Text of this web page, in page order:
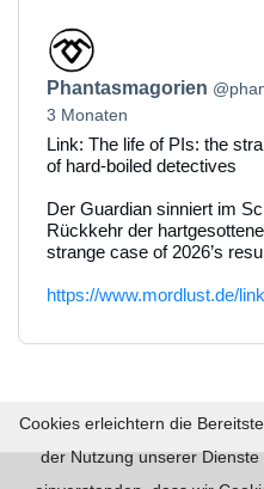
Beitrag
von
Phantasmagorien
auf
Bluesky
ansehen
Phantasmagorien
3 Monaten
Link: The life of PIs: the
of hard-boiled detectives
Der Guardian sinniert im
Rückkehr der
strange case of 2026’s
https://www.mordlust.de/
Cookies erleichtern die
der Nutzung unserer